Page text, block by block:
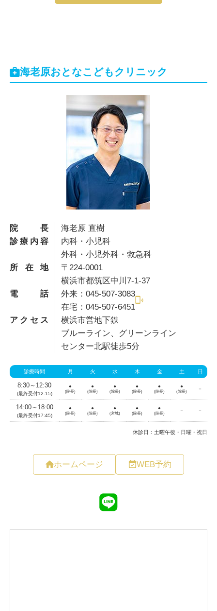
海老原おとなこどもクリニック
院長
海老原 直樹
診療内容
内科・小児科
外科・小児外科・救急科
所在地
〒224-0001
横浜市都筑区中川7-1-37
電話
外来：045-507-3083
在宅：045-507-6451
アクセス
横浜市営地下鉄
ブルーライン、グリーンライン
センター北駅徒歩5分
ホームページ WEB予約